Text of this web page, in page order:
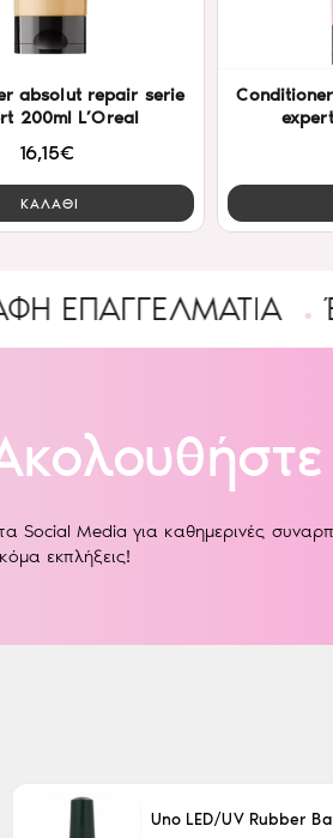
absolut repair serie
200ml L’Oreal
16,15€
ΚΑΛΑΘΙ
Ένας
Social Media για καθημερινές
εκπλήξεις!